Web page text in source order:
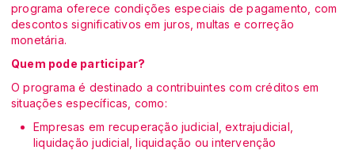
programa oferece condições especiais de pagamento, com
descontos significativos em juros, multas e correção
monetária.
Quem pode participar?
O programa é destinado a contribuintes com créditos em
situações específicas, como:
Empresas em recuperação judicial, extrajudicial,
liquidação judicial, liquidação ou intervenção